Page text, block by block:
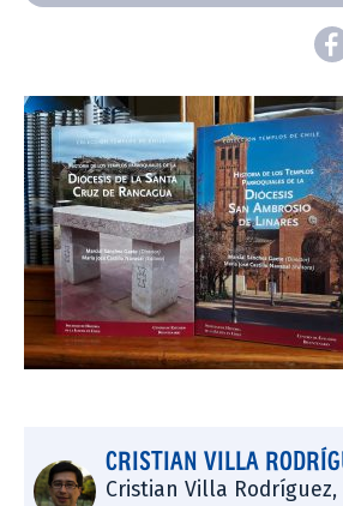
CRISTIAN VILLA
Cristian Villa Rodríguez,